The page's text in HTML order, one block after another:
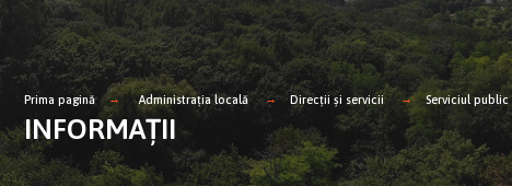
Prima pagină Administrația locală Direcții și servicii Serviciul
INFORMAȚII